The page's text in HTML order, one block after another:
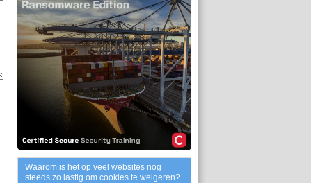
Waarom is het op veel websites nog
steeds zo lastig om cookies te weigeren?